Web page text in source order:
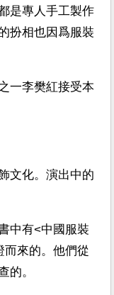
是專人手工製作
扮相也因爲服裝
一李樊紅接受本
文化。演出中的
中有<中國服裝
而來的。他們從
的。